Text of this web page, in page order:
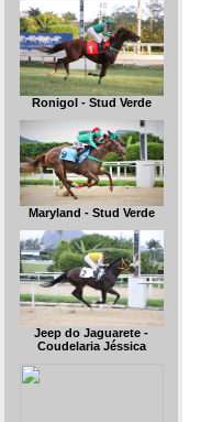
Ronigol - Stud Verde
Maryland - Stud Verde
Jeep do Jaguarete -
Coudelaria Jéssica